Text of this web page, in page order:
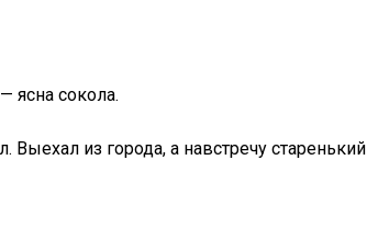
ясна сокола.
из города, а навстречу старенький